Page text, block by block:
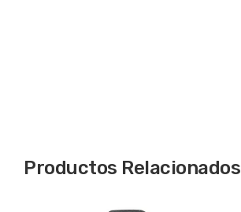
Productos Relacionados